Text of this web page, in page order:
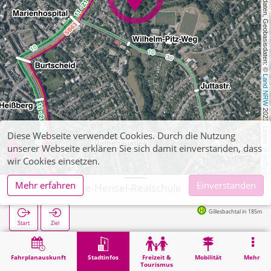
, Kartendaten, Geobasisdaten: ©
Land NRW
2021, Lizenz
dl-de/by-2-0
Fahrplanauskunft Stadtinfos
Freizeit &
Tourismus
Mobilität Mehr
Aachen, Luise-Hensel-Realschule
Start Ziel
Gillesbachtal in 185m
Stadtinfos Aachen, Luise-Hensel-Realschule
Diese Webseite verwendet Cookies. Durch die Nutzung
unserer Webseite erklären Sie sich damit einverstanden, dass
wir Cookies einsetzen.
Mehr erfahren
Einverstanden